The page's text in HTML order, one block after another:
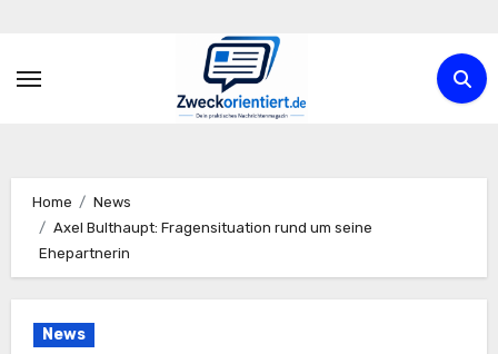
springen
Home
News
Axel Bulthaupt: Fragensituation rund um seine
Ehepartnerin
News